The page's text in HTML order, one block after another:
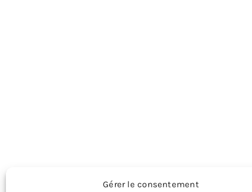
Gérer le consentement